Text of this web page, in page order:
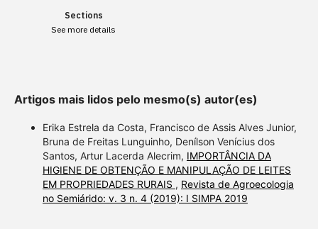
Sections
See more details
contrasts the cited claim, and
a label indicating in which
section the citation was
made.
Artigos mais lidos pelo mesmo(s) autor(es)
Erika Estrela da Costa, Francisco de Assis Alves Junior,
Bruna de Freitas Lunguinho, Denílson Venícius dos
Santos, Artur Lacerda Alecrim, IMPORTÂNCIA DA
HIGIENE DE OBTENÇÃO E MANIPULAÇÃO DE LEITES
EM PROPRIEDADES RURAIS , Revista de Agroecologia
no Semiárido: v. 3 n. 4 (2019): I SIMPA 2019